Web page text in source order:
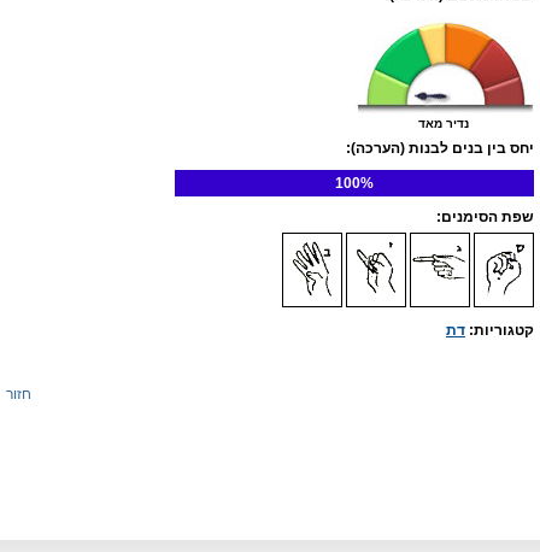
נדיר מאד
יחס בין בנים לבנות (הערכה):
100%
שפת הסימנים:
קטגוריות: דת
חזור